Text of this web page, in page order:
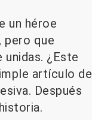
un héroe
pero que
¿Este
artículo de
Después